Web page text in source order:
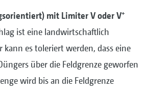
mit Limiter V oder V+
ist eine landwirtschaftlich
kann es toleriert werden, dass eine
über die Feldgrenze geworfen
wird bis an die Feldgrenze